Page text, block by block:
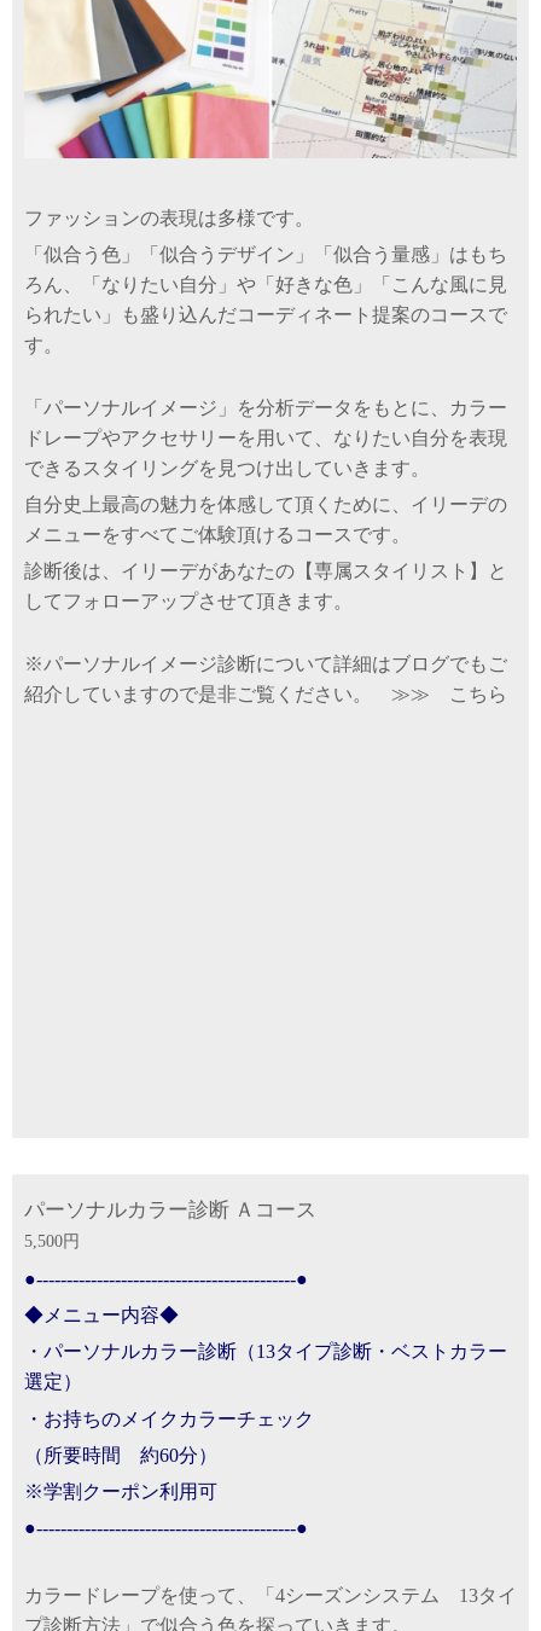
ファッションの表現は多様です。
「 似合う色」「似合うデザイン」「似合う量感」はもち
ろん、「なりたい自分」や「好きな色」「こんな風に見
られたい」も盛り込んだコーディネート提案のコースで
す。
「パーソナルイメージ」を分析データをもとに、
カラー
ドレープやアクセサリーを用いて、なりたい自分を表現
できるスタイリングを見つけ出していきます。
自分史上最高の魅力を体感して頂くために、イリーデの
メニューをすべてご体験頂けるコースです。
診断後は、イリーデがあなたの【専属スタイリスト】と
してフォローアップさせて頂きます。
※パーソナルイメージ診断について詳細はブログでもご
紹介していますので是非ご覧ください。 ≫≫ こちら
パーソナルカラー診断 Ａコース
5,500円
●-------------------------------------------●
◆メニュー内容◆
・パーソナルカラー診断（13タイプ診断・ベストカラー
選定）
・お持ちのメイクカラーチェック
（所要時間 約60分）
※学割クーポン利用可
●-------------------------------------------●
カラードレープを使って、「4シーズンシステム 13タイ
プ診断方法」で似合う色を探っていきます。